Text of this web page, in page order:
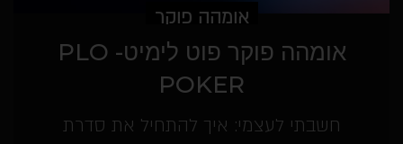
אומהה פוקר
אומהה פוקר פוט לימיט- PLO
POKER
חשבתי לעצמי: איך להתחיל את סדרת